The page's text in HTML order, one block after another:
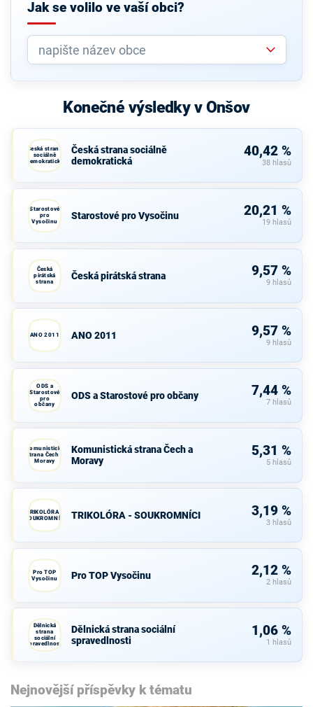
Jak se volilo ve vaší obci?
Konečné výsledky v Onšov
Česká strana
sociálně
demokratická
Česká strana sociálně
demokratická
40,42 %
38 hlasů
Starostové
pro
Vysočinu
Starostové pro Vysočinu 20,21 %
19 hlasů
Česká
pirátská
strana
Česká pirátská strana 9,57 %
9 hlasů
ANO 2011 ANO 2011 9,57 %
9 hlasů
ODS a
Starostové
pro
občany
ODS a Starostové pro občany 7,44 %
7 hlasů
Komunistická
strana Čech a
Moravy
Komunistická strana Čech a
Moravy
5,31 %
5 hlasů
TRIKOLÓRA -
SOUKROMNÍCI
TRIKOLÓRA - SOUKROMNÍCI 3,19 %
3 hlasů
Pro TOP
Vysočinu
Pro TOP Vysočinu 2,12 %
2 hlasů
Dělnická
strana
sociální
spravedlnosti
Dělnická strana sociální
spravedlnosti
1,06 %
1 hlasů
Nejnovější příspěvky k tématu